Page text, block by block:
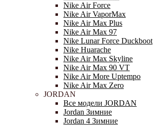
Nike Air Force
Nike Air VaporMax
Nike Air Max Plus
Nike Air Max 97
Nike Lunar Force Duckboot
Nike Huarache
Nike Air Max Skyline
Nike Air Max 90 VT
Nike Air More Uptempo
Nike Air Max Zero
JORDAN
Все модели JORDAN
Jordan Зимние
Jordan 4 Зимние